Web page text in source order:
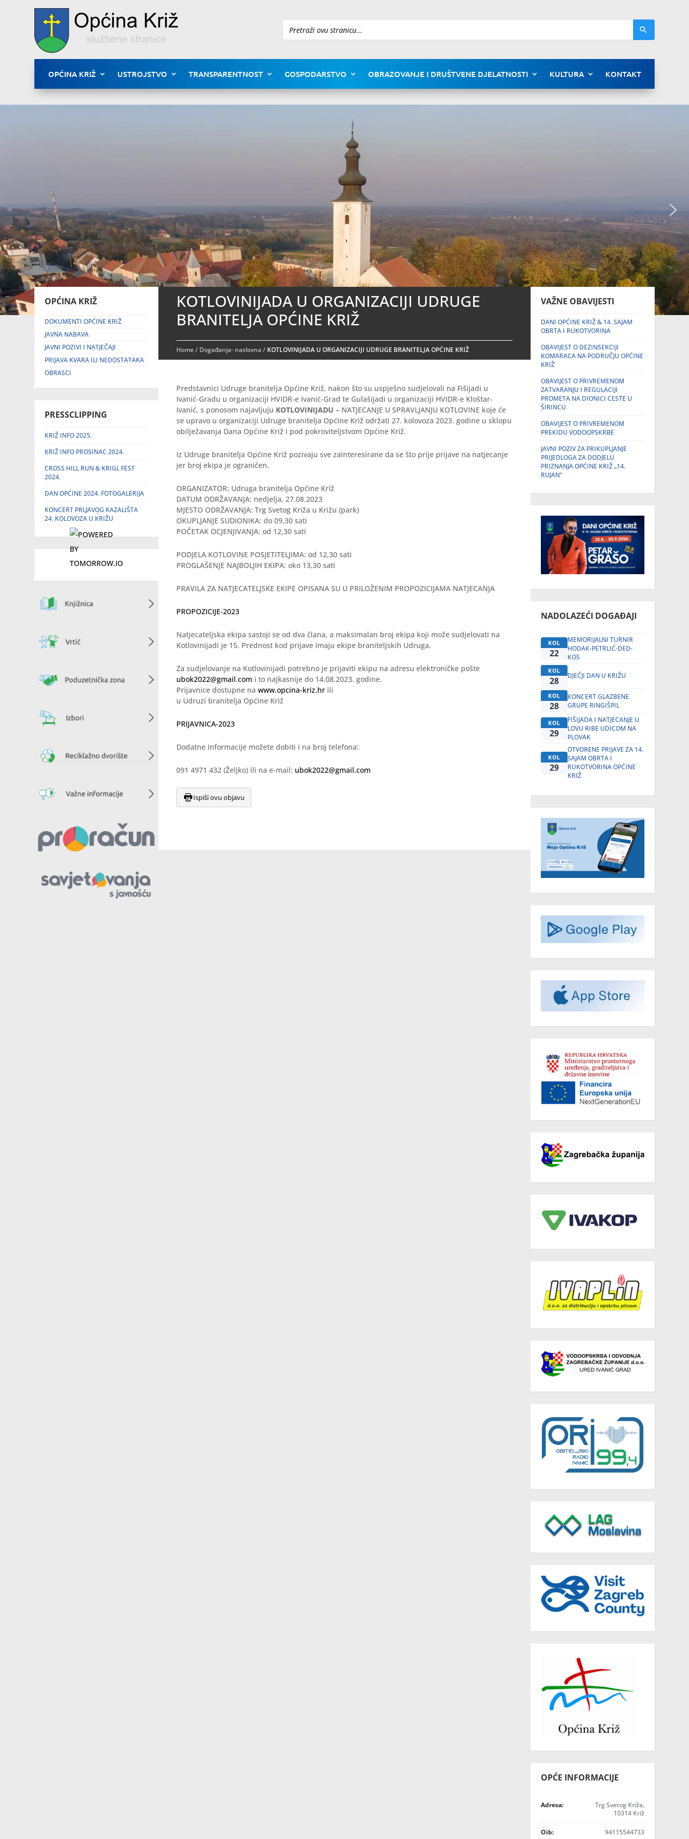
Pretraži
OPĆINA KRIŽ USTROJSTVO TRANSPARENTNOST GOSPODARSTVO OBRAZOVANJE I DRUŠTVENE DJELATNOSTI KULTURA KONTAKT
OPĆINA KRIŽ
DOKUMENTI OPĆINE KRIŽ
JAVNA NABAVA
JAVNI POZIVI I NATJEČAJI
PRIJAVA KVARA ILI NEDOSTATAKA
OBRASCI
PRESSCLIPPING
KRIŽ INFO 2025.
KRIŽ INFO PROSINAC 2024.
CROSS HILL RUN & KRIGL FEST
2024.
DAN OPĆINE 2024. FOTOGALERIJA
KONCERT PRLJAVOG KAZALIŠTA
24. KOLOVOZA U KRIŽU
KOTLOVINIJADA U ORGANIZACIJI UDRUGE
BRANITELJA OPĆINE KRIŽ
Home/ Događanja- naslovna / KOTLOVINIJADA U ORGANIZACIJI UDRUGE BRANITELJA OPĆINE KRIŽ
Predstavnici Udruge branitelja Općine Križ, nakon što su uspješno sudjelovali na Fišijadi u
Ivanić-Gradu u organizaciji HVIDR-e Ivanić-Grad te Gulašijadi u organizaciji HVIDR-e Kloštar-
Ivanić, s ponosom najavljuju KOTLOVINIJADU – NATJECANJE U SPRAVLJANJU KOTLOVINE koje će
se upravo u organizaciji Udruge branitelja Općine Križ održati 27. kolovoza 2023. godine u sklopu
obilježavanja Dana Općine Križ i pod pokroviteljstvom Općine Križ.
Iz Udruge branitelja Općine Križ pozivaju sve zainteresirane da se što prije prijave na natjecanje
jer broj ekipa je ograničen.
ORGANIZATOR: Udruga branitelja Općine Križ
DATUM ODRŽAVANJA: nedjelja, 27.08.2023
MJESTO ODRŽAVANJA: Trg Svetog Križa u Križu (park)
OKUPLJANJE SUDIONIKA: do 09,30 sati
POČETAK OCJENJIVANJA: od 12,30 sati
PODJELA KOTLOVINE POSJETITELJIMA: od 12,30 sati
PROGLAŠENJE NAJBOLJIH EKIPA: oko 13,30 sati
PRAVILA ZA NATJECATELJSKE EKIPE OPISANA SU U PRILOŽENIM PROPOZICIJAMA NATJECANJA
PROPOZICIJE-2023
Natjecateljska ekipa sastoji se od dva člana, a maksimalan broj ekipa koji može sudjelovati na
Kotlovinijadi je 15. Prednost kod prijave imaju ekipe braniteljskih Udruga.
Za sudjelovanje na Kotlovinijadi potrebno je prijaviti ekipu na adresu elektroničke pošte
ubok2022@gmail.com i to najkasnije do 14.08.2023. godine.
Prijavnice dostupne nawww.opcina-kriz.hr ili
u Udruzi branitelja Općine Križ
PRIJAVNICA-2023
Dodatne informacije možete dobiti i na broj telefona:
091 4971 432 (Željko) ili na e-mail: ubok2022@gmail.com
Ispiši ovu objavu
VAŽNE OBAVIJESTI
DANI OPĆINE KRIŽ & 14. SAJAM
OBRTA I RUKOTVORINA
OBAVIJEST O DEZINSEKCIJI
KOMARACA NA PODRUČJU OPĆINE
KRIŽ
OBAVIJEST O PRIVREMENOM
ZATVARANJU I REGULACIJI
PROMETA NA DIONICI CESTE U
ŠIRINCU
OBAVIJEST O PRIVREMENOM
PREKIDU VODOOPSKRBE
JAVNI POZIV ZA PRIKUPLJANJE
PRIJEDLOGA ZA DODJELU
PRIZNANJA OPĆINE KRIŽ „14.
RUJAN“
NADOLAZEĆI DOGAĐAJI
KOL
22
MEMORIJALNI TURNIR
HODAK-PETRLIĆ-DED-
KOS
KOL
28 DJEČJI DAN U KRIŽU
KOL
28
KONCERT GLAZBENE
GRUPE RINGIŠPIL
KOL
29
FIŠIJADA I NATJECANJE U
LOVU RIBE UDICOM NA
PLOVAK
KOL
29
OTVORENE PRIJAVE ZA 14.
SAJAM OBRTA I
RUKOTVORINA OPĆINE
KRIŽ
OPĆE INFORMACIJE
Adresa:
Trg Svetog Križa,
10314 Križ
Oib: 94115544733